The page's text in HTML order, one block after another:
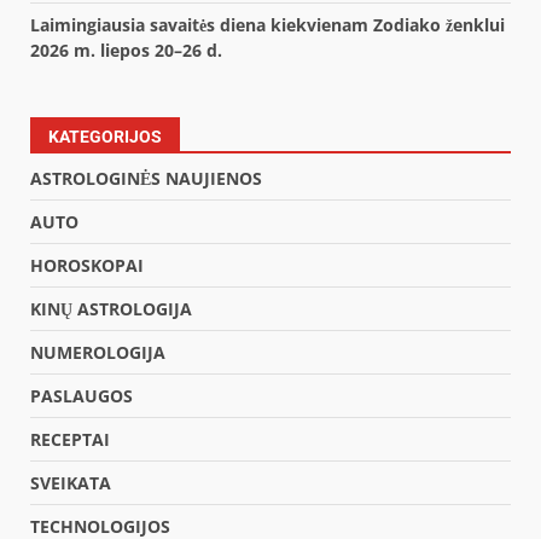
Laimingiausia savaitės diena kiekvienam Zodiako ženklui
2026 m. liepos 20–26 d.
KATEGORIJOS
ASTROLOGINĖS NAUJIENOS
AUTO
HOROSKOPAI
KINŲ ASTROLOGIJA
NUMEROLOGIJA
PASLAUGOS
RECEPTAI
SVEIKATA
TECHNOLOGIJOS